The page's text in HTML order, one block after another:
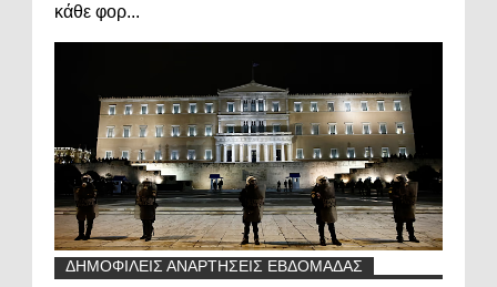
κάθε φορ...
ΔΗΜΟΦΙΛΕΙΣ ΑΝΑΡΤΗΣΕΙΣ ΕΒΔΟΜΑΔΑΣ